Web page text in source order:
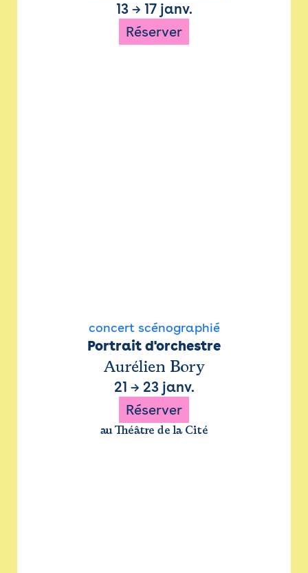
13→ 17 janv.
Réserver
concert scénographié
Portrait d'orchestre
Aurélien Bory
21 → 23 janv.
Réserver
au Théâtre de la Cité